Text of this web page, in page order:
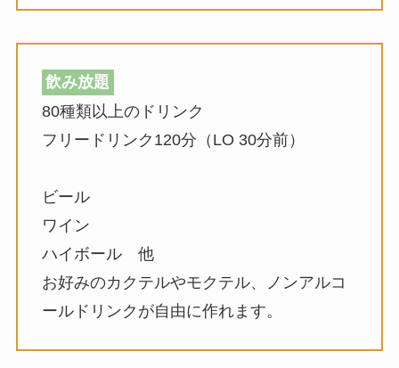
飲み放題
80種類以上のドリンク
フリードリンク120分（LO 30分前）
ビール
ワイン
ハイボール 他
お好みのカクテルやモクテル、ノンアルコ
ールドリンクが自由に作れます。